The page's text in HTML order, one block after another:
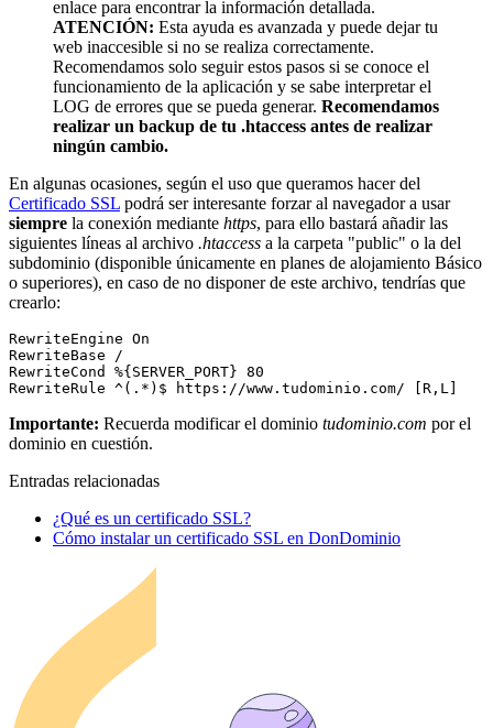
enlace para encontrar la información detallada.
ATENCIÓN: Esta ayuda es avanzada y puede dejar tu
web inaccesible si no se realiza correctamente.
Recomendamos solo seguir estos pasos si se conoce el
funcionamiento de la aplicación y se sabe interpretar el
LOG de errores que se pueda generar. Recomendamos
realizar un backup de tu .htaccess antes de realizar
ningún cambio.
En algunas ocasiones, según el uso que queramos hacer del
Certificado SSL podrá ser interesante forzar al navegador a usar
siempre la conexión mediante https, para ello bastará añadir las
siguientes líneas al archivo .htaccess a la carpeta "public" o la del
subdominio (disponible únicamente en planes de alojamiento Básico
o superiores), en caso de no disponer de este archivo, tendrías que
crearlo:
RewriteEngine On
RewriteBase /
RewriteCond %{SERVER_PORT} 80
Importante: Recuerda modificar el dominio tudominio.com por el
dominio en cuestión.
Entradas relacionadas
¿Qué es un certificado SSL?
Cómo instalar un certificado SSL en DonDominio